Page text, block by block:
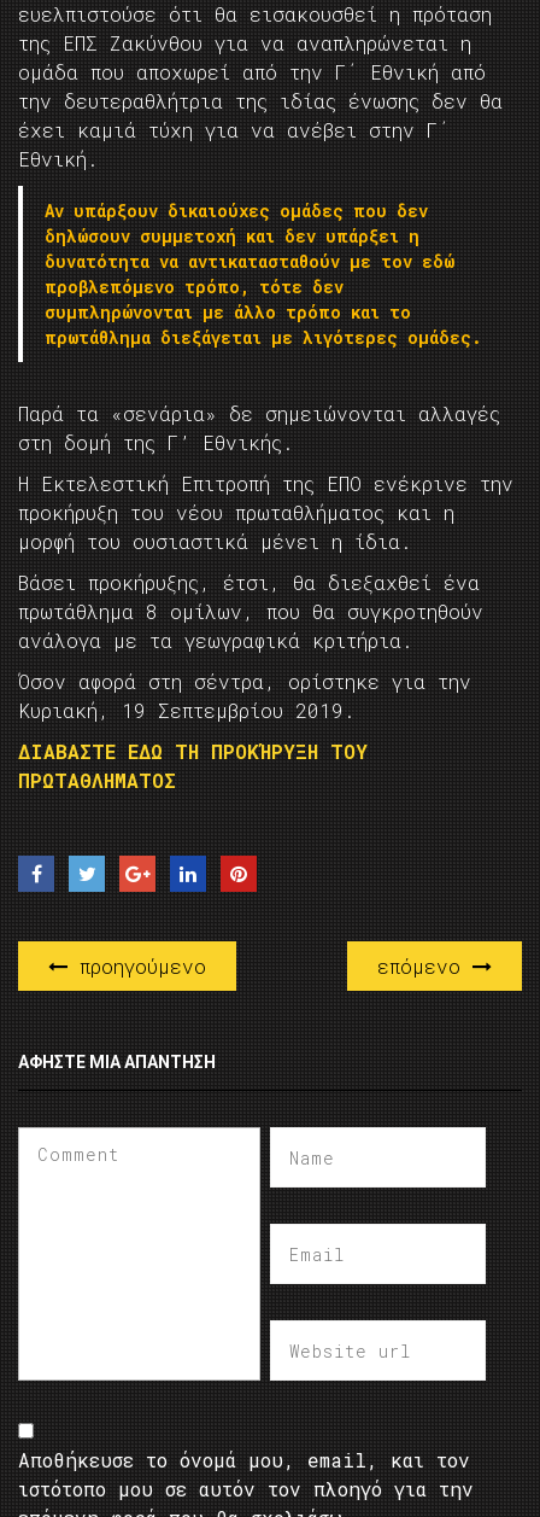
ευελπιστούσε ότι θα εισακουσθεί η πρόταση
της ΕΠΣ Ζακύνθου για να αναπληρώνεται η
ομάδα που αποχωρεί από την Γ΄ Εθνική από
την δευτεραθλήτρια της ιδίας ένωσης δεν θα
έχει καμιά τύχη για να ανέβει στην Γ΄
Εθνική.
Αν υπάρξουν δικαιούχες ομάδες που δεν
δηλώσουν συμμετοχή και δεν υπάρξει η
δυνατότητα να αντικατασταθούν με τον εδώ
προβλεπόμενο τρόπο, τότε δεν
συμπληρώνονται με άλλο τρόπο και το
πρωτάθλημα διεξάγεται με λιγότερες ομάδες.
Παρά τα «σενάρια» δε σημειώνονται αλλαγές
στη δομή της Γ’ Εθνικής.
Η Εκτελεστική Επιτροπή της ΕΠΟ ενέκρινε την
προκήρυξη του νέου πρωταθλήματος και η
μορφή του ουσιαστικά μένει η ίδια.
Βάσει προκήρυξης, έτσι, θα διεξαχθεί ένα
πρωτάθλημα 8 ομίλων, που θα συγκροτηθούν
ανάλογα με τα γεωγραφικά κριτήρια.
Όσον αφορά στη σέντρα, ορίστηκε για την
Κυριακή, 19 Σεπτεμβρίου 2019.
ΔΙΑΒΑΣΤΕ ΕΔΩ ΤΗ ΠΡΟΚΉΡΥΞΗ ΤΟΥ
ΠΡΩΤΑΘΛΗΜΑΤΟΣ
προηγούμενο επόμενο
ΑΦΉΣΤΕ ΜΙΑ ΑΠΆΝΤΗΣΗ
Αποθήκευσε το όνομά μου, email, και τον
ιστότοπο μου σε αυτόν τον πλοηγό για την